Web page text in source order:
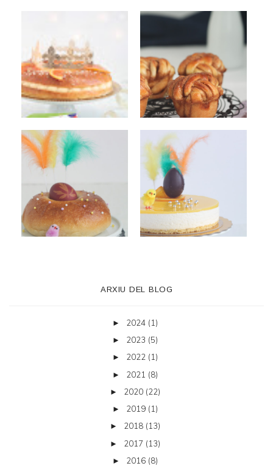
ARXIU DEL BLOG
► 2024 (1)
► 2023 (5)
► 2022 (1)
► 2021 (8)
► 2020 (22)
► 2019 (1)
► 2018 (13)
► 2017 (13)
► 2016 (8)